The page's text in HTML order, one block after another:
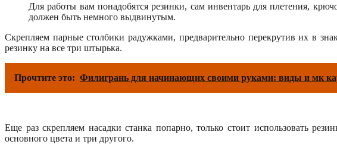
Для работы вам понадобятся резинки, сам инвентарь для плетения,
должен быть немного выдвинутым.
Скрепляем парные столбики радужками, предварительно перекрутив их в
резинку на все три штырька.
Прочтите это: Филигрань для начинающих своими руками: виды и мк
Еще раз скрепляем насадки станка попарно, только стоит использовать
основного цвета и три другого.